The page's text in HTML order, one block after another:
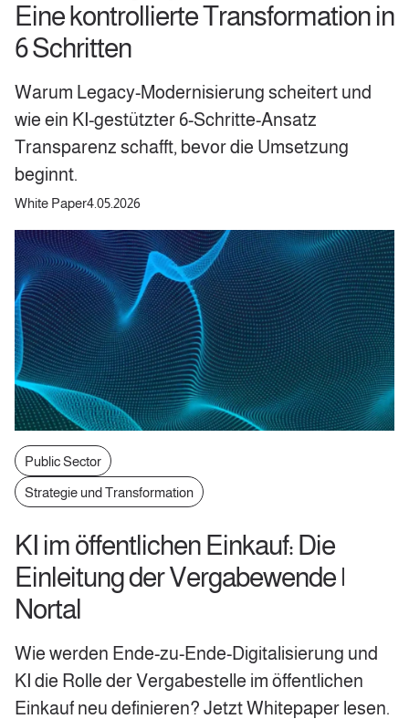
Eine kontrollierte Transformation in
6 Schritten
Warum Legacy-Modernisierung scheitert und
wie ein KI-gestützter 6-Schritte-Ansatz
Transparenz schafft, bevor die Umsetzung
beginnt.
White Paper4.05.2026
Public Sector
Strategie und Transformation
KI im öffentlichen Einkauf: Die
Einleitung der Vergabewende |
Nortal
Wie werden Ende-zu-Ende-Digitalisierung und
KI die Rolle der Vergabestelle im öffentlichen
Einkauf neu definieren? Jetzt Whitepaper lesen.